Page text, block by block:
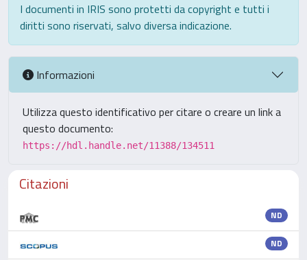
I documenti in IRIS sono protetti da copyright e tutti i
diritti sono riservati, salvo diversa indicazione.
Informazioni
Utilizza questo identificativo per citare o creare un link a
questo documento:
https://hdl.handle.net/11388/134511
Citazioni
ND
ND